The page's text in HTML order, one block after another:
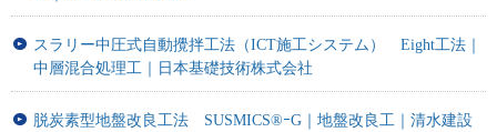
スラリー中圧式自動攪拌工法（ICT施工システム） Eight工法｜
中層混合処理工｜日本基礎技術株式会社
脱炭素型地盤改良工法 SUSMICS®ｰG｜地盤改良工｜清水建設